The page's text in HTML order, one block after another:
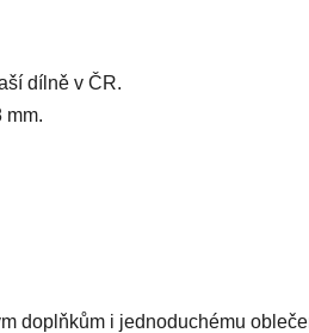
dílně v ČR.
mm.
doplňkům i jednoduchému